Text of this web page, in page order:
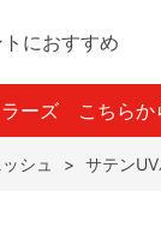
におすすめ
ラーズ こちら
シュ > サテン